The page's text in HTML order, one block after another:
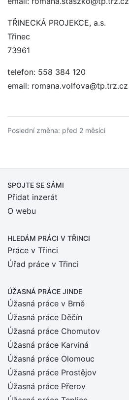
TŘINECKÁ PROJEKCE, a.s.
Třinec
73961
telefon: 558 384 120
email: romana.volfova@tp.trz.cz
Poslední změna: před 2 měsíci
SPOJTE SE SÁMI
Přidat inzerát
O webu
HLEDÁM PRÁCI V TŘINCI
Práce v Třinci
Úřad práce v Třinci
ÚŽASNÁ PRÁCE JINDE
Úžasná práce v Brně
Úžasná práce Děčín
Úžasná práce Chomutov
Úžasná práce Karviná
Úžasná práce Olomouc
Úžasná práce Prostějov
Úžasná práce Přerov